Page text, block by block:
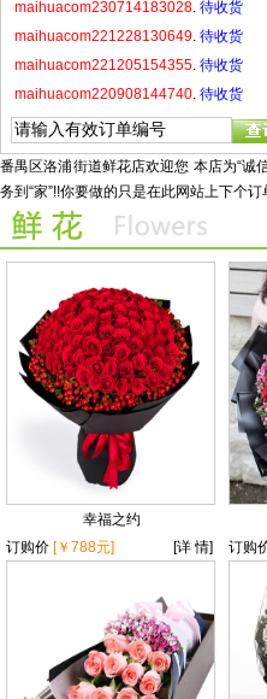
maihuacom221228130649. 待收货
maihuacom221205154355. 待收货
maihuacom220908144740. 待收货
maihuacom220520214921. 待收货
maihuacom220429171531
待收货
maihuacom220423215924 .待收货
番禺区洛浦街道鲜花店欢迎您 本店为“诚
务到“家”!!你要做的只是在此网站上下个
幸福之约
订购价 [￥788元] [详 情]
订购